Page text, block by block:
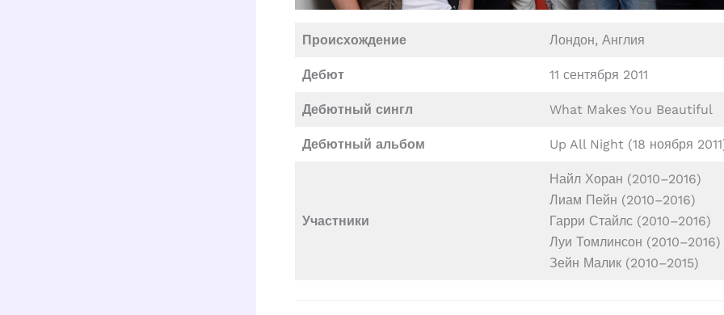
Происхождение Лондон, Англия
Дебют 11 сентября 2011
Дебютный сингл What Makes You Beautiful
Дебютный альбом Up All Night (18 ноября
Участники
Найл Хоран (2010–2016)
Лиам Пейн (2010–2016)
Гарри Стайлс (2010–2016)
Луи Томлинсон (2010–2016)
Зейн Малик (2010–2015)